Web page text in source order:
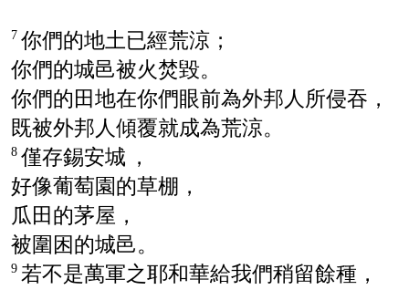
7 你們的地土已經荒涼；
你們的城邑被火焚毀。
你們的田地在你們眼前為外邦人所侵吞，
既被外邦人傾覆就成為荒涼。
8 僅存錫安城 ，
好像葡萄園的草棚，
瓜田的茅屋，
被圍困的城邑。
9 若不是萬軍之耶和華給我們稍留餘種，